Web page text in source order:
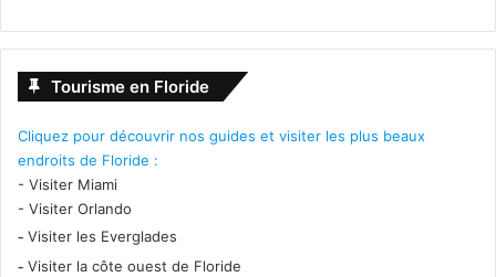
Tourisme en Floride
Cliquez pour découvrir nos guides et visiter les plus beaux
endroits de Floride :
- Visiter Miami
- Visiter Orlando
- Visiter les Everglades
- Visiter la côte ouest de Floride